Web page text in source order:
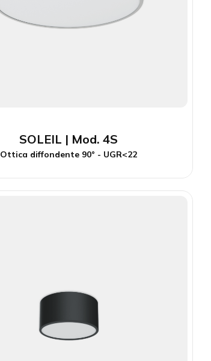
SOLEIL | Mod. 4S
Ottica diffondente 90° - UGR<22